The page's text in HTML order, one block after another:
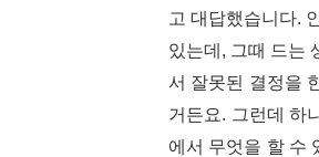
고 대답했습니다.
있는데, 그때 드는
서 잘못된 결정을
거든요. 그런데 하
에서 무엇을 할 수